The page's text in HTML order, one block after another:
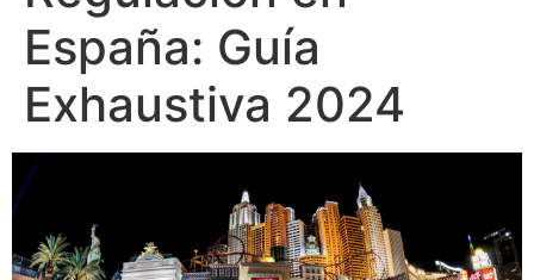
panel
panel
panel
panel
panel
España: Guía
Exhaustiva 2024